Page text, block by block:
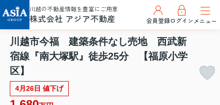
川越の不動産情報を豊富にご用意
株式会社 アジア不動産 会員登録ログインメニュー
川越市今福 建築条件なし売地 西武新
宿線『南大塚駅』徒歩25分 【福原小学
区】
4月26日 値下げ